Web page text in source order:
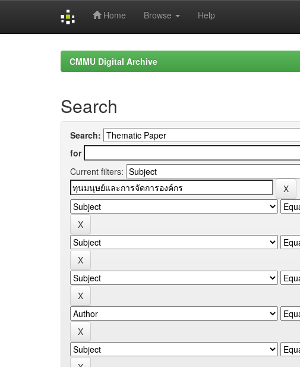
Home Browse Help
CMMU Digital Archive
Search
Search:
for
Current filters: